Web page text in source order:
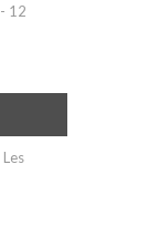
- 12
Les